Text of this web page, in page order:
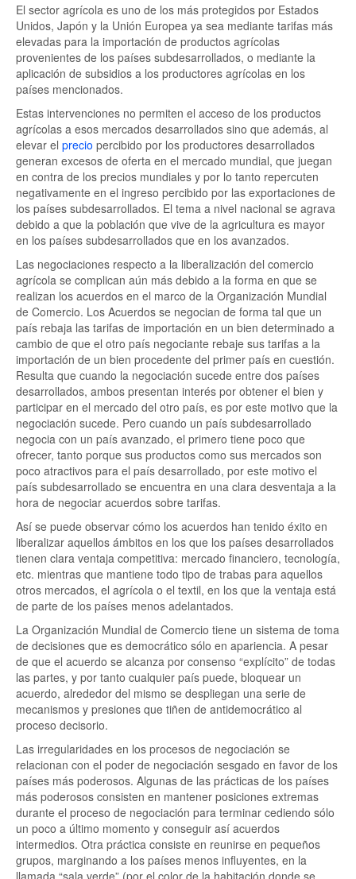
El sector agrícola es uno de los más protegidos por Estados
Unidos, Japón y la Unión Europea ya sea mediante tarifas más
elevadas para la importación de productos agrícolas
provenientes de los países subdesarrollados, o mediante la
aplicación de subsidios a los productores agrícolas en los
países mencionados.
Estas intervenciones no permiten el acceso de los productos
agrícolas a esos mercados desarrollados sino que además, al
elevar el precio percibido por los productores desarrollados
generan excesos de oferta en el mercado mundial, que juegan
en contra de los precios mundiales y por lo tanto repercuten
negativamente en el ingreso percibido por las exportaciones de
los países subdesarrollados. El tema a nivel nacional se agrava
debido a que la población que vive de la agricultura es mayor
en los países subdesarrollados que en los avanzados.
Las negociaciones respecto a la liberalización del comercio
agrícola se complican aún más debido a la forma en que se
realizan los acuerdos en el marco de la Organización Mundial
de Comercio. Los Acuerdos se negocian de forma tal que un
país rebaja las tarifas de importación en un bien determinado a
cambio de que el otro país negociante rebaje sus tarifas a la
importación de un bien procedente del primer país en cuestión.
Resulta que cuando la negociación sucede entre dos países
desarrollados, ambos presentan interés por obtener el bien y
participar en el mercado del otro país, es por este motivo que la
negociación sucede. Pero cuando un país subdesarrollado
negocia con un país avanzado, el primero tiene poco que
ofrecer, tanto porque sus productos como sus mercados son
poco atractivos para el país desarrollado, por este motivo el
país subdesarrollado se encuentra en una clara desventaja a la
hora de negociar acuerdos sobre tarifas.
Así se puede observar cómo los acuerdos han tenido éxito en
liberalizar aquellos ámbitos en los que los países desarrollados
tienen clara ventaja competitiva: mercado financiero, tecnología,
etc. mientras que mantiene todo tipo de trabas para aquellos
otros mercados, el agrícola o el textil, en los que la ventaja está
de parte de los países menos adelantados.
La Organización Mundial de Comercio tiene un sistema de toma
de decisiones que es democrático sólo en apariencia. A pesar
de que el acuerdo se alcanza por consenso “explícito” de todas
las partes, y por tanto cualquier país puede, bloquear un
acuerdo, alrededor del mismo se despliegan una serie de
mecanismos y presiones que tiñen de antidemocrático al
proceso decisorio.
Las irregularidades en los procesos de negociación se
relacionan con el poder de negociación sesgado en favor de los
países más poderosos. Algunas de las prácticas de los países
más poderosos consisten en mantener posiciones extremas
durante el proceso de negociación para terminar cediendo sólo
un poco a último momento y conseguir así acuerdos
intermedios. Otra práctica consiste en reunirse en pequeños
grupos, marginando a los países menos influyentes, en la
llamada “sala verde” (por el color de la habitación donde se